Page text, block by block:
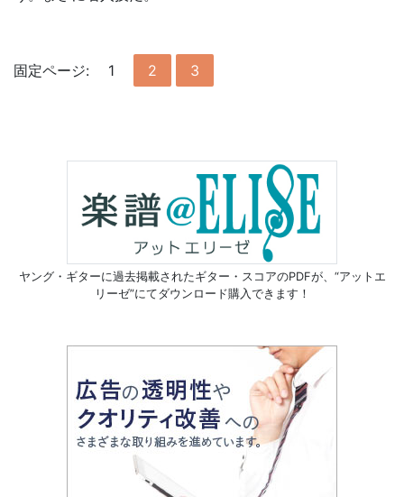
固定ページ: 1 2 3
ヤング・ギターに過去掲載されたギター・スコアのPDFが、 “アットエ
リーゼ”にてダウンロード購入できます！